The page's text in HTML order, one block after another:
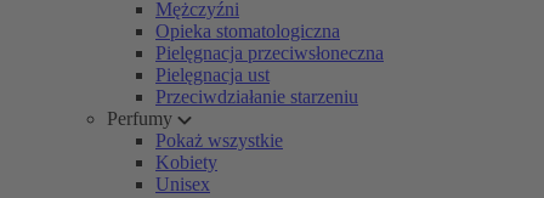
Mężczyźni
Opieka stomatologiczna
Pielęgnacja przeciwsłoneczna
Pielęgnacja ust
Przeciwdziałanie starzeniu
Perfumy
Pokaż wszystkie
Kobiety
Unisex